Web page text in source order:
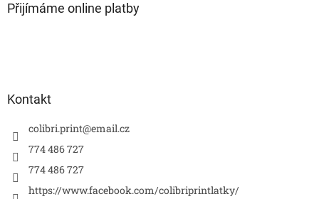
Přijímáme online platby
Kontakt
colibri.print@email.cz
774 486 727
774 486 727
https://www.facebook.com/colibriprintlatky/